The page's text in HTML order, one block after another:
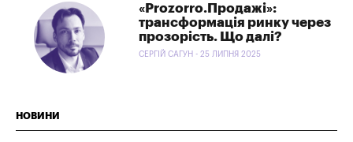
«Prozorro.Продажі»:
трансформація ринку через
прозорість. Що далі?
СЕРГІЙ САГУН - 25 ЛИПНЯ 2025
НОВИНИ